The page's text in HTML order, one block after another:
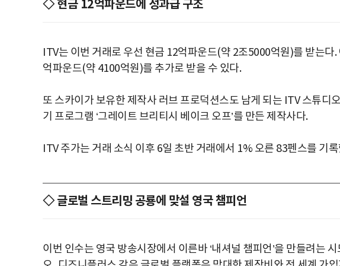
◇ 현금 12억파운드에 성과급 구조
ITV는 이번 거래로 우선 현금 12억파운드(약 2조5000억원)를 받는
억파운드(약 4100억원)를 추가로 받을 수 있다.
또 스카이가 보유한 제작사 러브 프로덕션스도 남게 되는 ITV 스튜디
기 프로그램 ‘그레이트 브리티시 베이크 오프’를 만든 제작사다.
ITV 주가는 거래 소식 이후 6일 초반 거래에서 1% 오른 83펜스를 기
◇ 글로벌 스트리밍 공룡에 맞설 영국 챔피언
이번 인수는 영국 방송시장에서 이른바 ‘내셔널 챔피언’을 만들려는